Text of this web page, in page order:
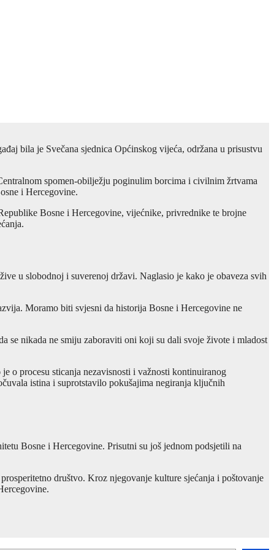
bila je Svečana sjednica Općinskog vijeća, održana u prisustvu
spomen-obilježju poginulim borcima i civilnim žrtvama
i Hercegovine.
Bosne i Hercegovine, vijećnike, privrednike te brojne
u slobodnoj i suverenoj državi. Naglasio je kako je obaveza svih
Moramo biti svjesni da historija Bosne i Hercegovine ne
se nikada ne smiju zaboraviti oni koji su dali svoje živote i mladost
o procesu sticanja nezavisnosti i važnosti kontinuiranog
istina i suprotstavilo pokušajima negiranja ključnih
Bosne i Hercegovine. Prisutni su još jednom podsjetili na
društvo. Kroz njegovanje kulture sjećanja i poštovanje